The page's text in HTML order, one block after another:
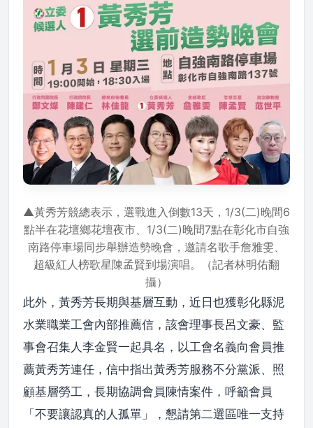
▲黃秀芳競總表示，選戰進入倒數13天，1/3(二)晚間6
點半在花壇鄉花壇夜市、1/3(二)晚間7點在彰化市自強
南路停車場同步舉辦造勢晚會，邀請名歌手詹雅雯、
超級紅人榜歌星陳孟賢到場演唱。（記者林明佑翻
攝）
此外，黃秀芳長期與基層互動，近日也獲彰化縣泥
水業職業工會內部推薦信，該會理事長呂文豪、監
事會召集人李金賢一起具名，以工會名義向會員推
薦黃秀芳連任，信中指出黃秀芳服務不分黨派、照
顧基層勞工，長期協調會員陳情案件，呼籲會員
「不要讓認真的人孤單」，懇請第二選區唯一支持